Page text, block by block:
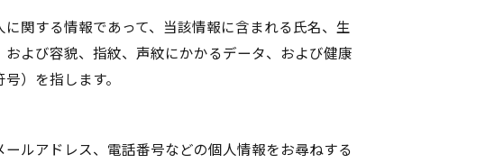
関する情報であって、当該情報に含まれる氏名、生
よび容貌、指紋、声紋にかかるデータ、および健康
）を指します。
ルアドレス、電話番号などの個人情報をお尋ねする